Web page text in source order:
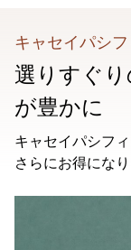
キャセイパシ
選りすぐ
が豊かに
キャセイパシフ
さらにお得になり